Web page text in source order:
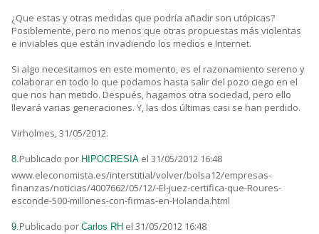
¿Que estas y otras medidas que podría añadir son utópicas?
Posiblemente, pero no menos que otras propuestas más violentas
e inviables que están invadiendo los medios e Internet.
Si algo necesitamos en este momento, es el razonamiento sereno y
colaborar en todo lo que podamos hasta salir del pozo ciego en el
que nos han metido. Después, hagamos otra sociedad, pero ello
llevará varias generaciones. Y, las dos últimas casi se han perdido.
Virholmes, 31/05/2012.
8.Publicado por HIPOCRESIA el 31/05/2012 16:48
www.eleconomista.es/interstitial/volver/bolsa12/empresas-
finanzas/noticias/4007662/05/12/-El-juez-certifica-que-Roures-
esconde-500-millones-con-firmas-en-Holanda.html
9.Publicado por Carlos RH el 31/05/2012 16:48